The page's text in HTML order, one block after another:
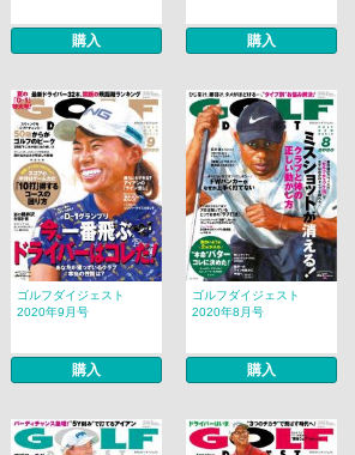
購入 購入
ゴルフダイジェスト
2020年9月号
購入
ゴルフダイジェスト
2020年8月号
購入